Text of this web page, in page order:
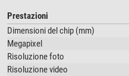
Prestazioni
Dimensioni del chip (mm)
Megapixel
Risoluzione foto
Risoluzione video